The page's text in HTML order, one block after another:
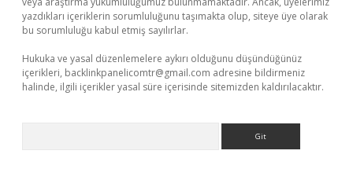
yazdıkları içeriklerin sorumluluğunu taşımakta olup, siteye üye olarak
bu sorumluluğu kabul etmiş sayılırlar.
Hukuka ve yasal düzenlemelere aykırı olduğunu düşündüğünüz
içerikleri, backlinkpanelicomtr@gmail.com adresine bildirmeniz
halinde, ilgili içerikler yasal süre içerisinde sitemizden kaldırılacaktır.